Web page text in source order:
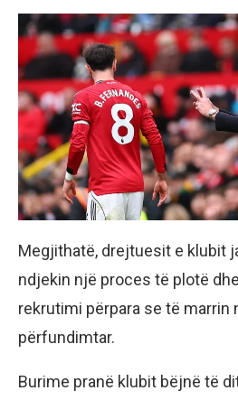
Megjithatë, drejtuesit e klubit
ndjekin një proces të plotë
rekrutimi përpara se të marrin
përfundimtar.
Burime pranë klubit bëjnë të